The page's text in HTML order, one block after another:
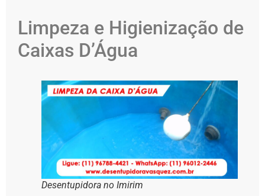
Limpeza e Higienização de
Caixas D’Água
Desentupidora no Imirim